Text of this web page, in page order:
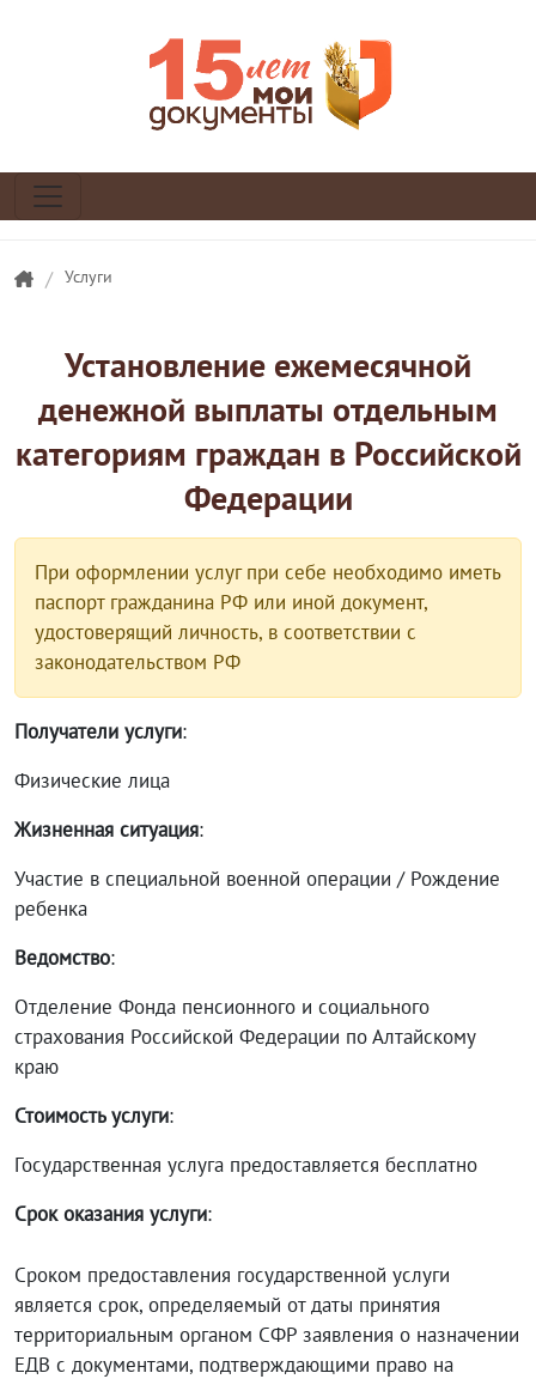
/ Услуги
Установление ежемесячной
денежной выплаты отдельным
категориям граждан в Российской
Федерации
При оформлении услуг при себе необходимо иметь
паспорт гражданина РФ или иной документ,
удостоверящий личность, в соответствии с
законодательством РФ
Получатели услуги:
Физические лица
Жизненная ситуация:
Участие в специальной военной операции / Рождение
ребенка
Ведомство:
Отделение Фонда пенсионного и социального
страхования Российской Федерации по Алтайскому
краю
Стоимость услуги:
Государственная услуга предоставляется бесплатно
Срок оказания услуги:
Сроком предоставления государственной услуги
является срок, определяемый от даты принятия
территориальным органом СФР заявления о назначении
ЕДВ с документами, подтверждающими право на